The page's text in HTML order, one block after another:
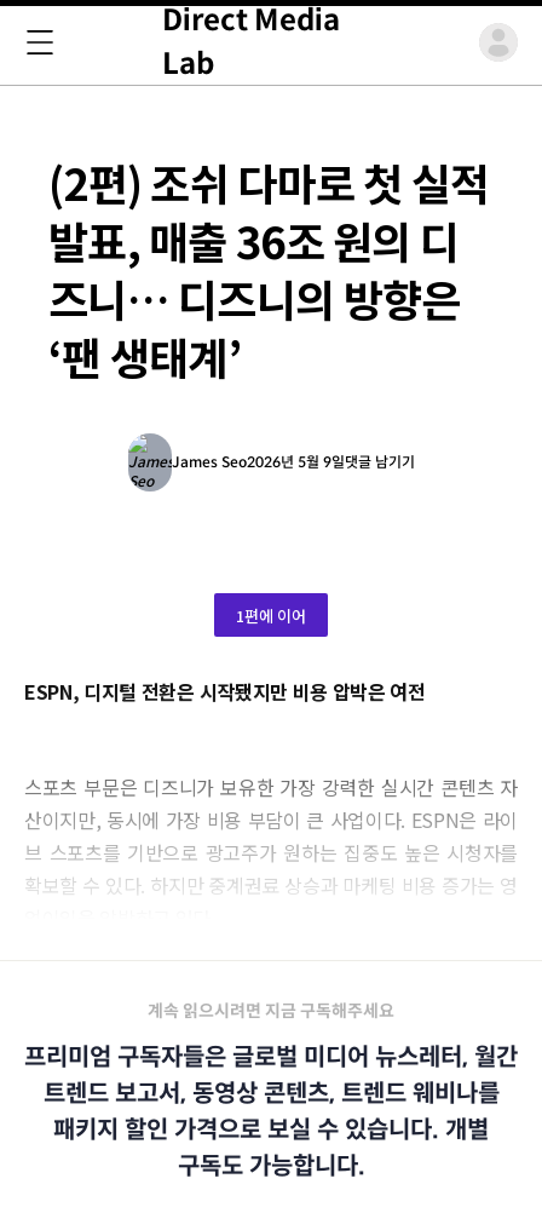
Direct Media
Lab
(2편) 조쉬 다마로 첫 실적
발표, 매출 36조 원의 디
즈니… 디즈니의 방향은
‘팬 생태계’
James Seo2026년 5월 9일댓글 남기기
1편에 이어
ESPN, 디지털 전환은 시작됐지만 비용 압박은 여전
스포츠 부문은 디즈니가 보유한 가장 강력한 실시간 콘텐츠 자
산이지만, 동시에 가장 비용 부담이 큰 사업이다. ESPN은 라이
브 스포츠를 기반으로 광고주가 원하는 집중도 높은 시청자를
확보할 수 있다. 하지만 중계권료 상승과 마케팅 비용 증가는 영
계속 읽으시려면 지금 구독해주세요
프리미엄 구독자들은 글로벌 미디어 뉴스레터, 월간
트렌드 보고서, 동영상 콘텐츠, 트렌드 웨비나를
패키지 할인 가격으로 보실 수 있습니다. 개별
구독도 가능합니다.